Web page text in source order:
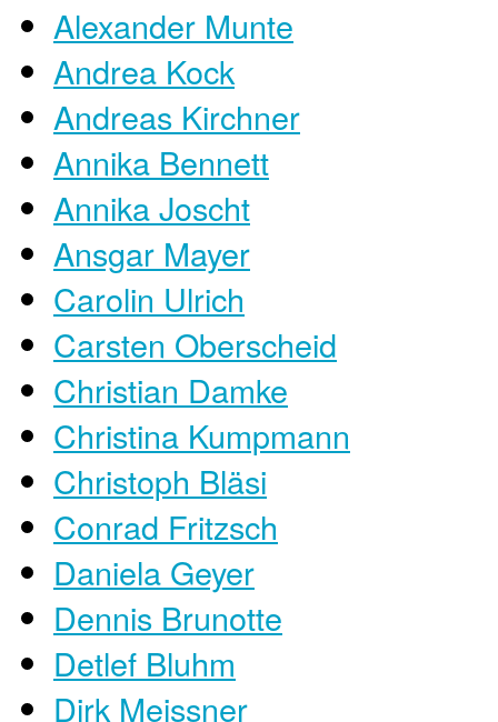
Alexander Munte
Andrea Kock
Andreas Kirchner
Annika Bennett
Annika Joscht
Ansgar Mayer
Carolin Ulrich
Carsten Oberscheid
Christian Damke
Christina Kumpmann
Christoph Bläsi
Conrad Fritzsch
Daniela Geyer
Dennis Brunotte
Detlef Bluhm
Dirk Meissner